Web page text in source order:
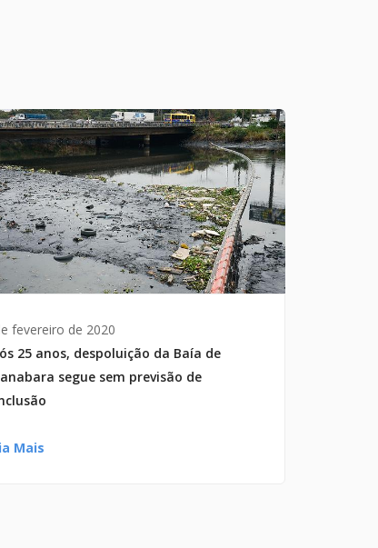
fevereiro de 2020
25 anos, despoluição da Baía de
segue sem previsão de
Mais